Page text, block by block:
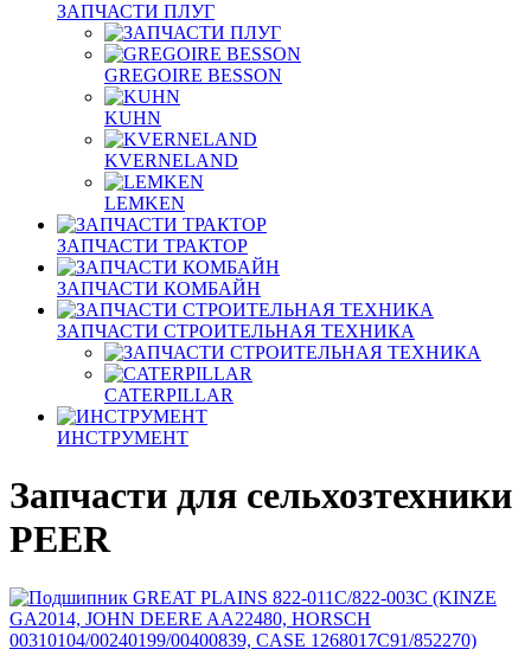
ЗАПЧАСТИ ПЛУГ
GREGOIRE BESSON
KUHN
KVERNELAND
LEMKEN
ЗАПЧАСТИ ТРАКТОР
ЗАПЧАСТИ КОМБАЙН
ЗАПЧАСТИ СТРОИТЕЛЬНАЯ ТЕХНИКА
CATERPILLAR
ИНСТРУМЕНТ
Запчасти для сельхозтехники
PEER